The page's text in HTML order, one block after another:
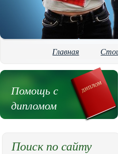
Главная
Помощь с
дипломом
Поиск по сайту